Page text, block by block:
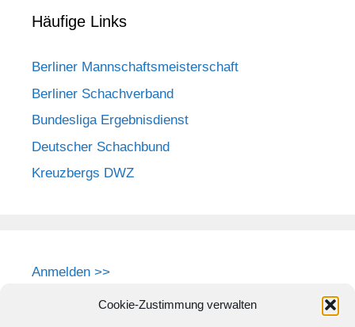
Cookie-Zustimmung verwalten
Häufige Links
Berliner Mannschaftsmeisterschaft
Berliner Schachverband
Bundesliga Ergebnisdienst
Deutscher Schachbund
Kreuzbergs DWZ
Anmelden >>